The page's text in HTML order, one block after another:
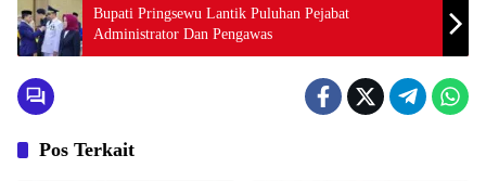
Bupati Pringsewu Lantik Puluhan Pejabat
Administrator Dan Pengawas
Pos Terkait